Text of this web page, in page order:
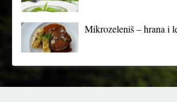
Mikrozeleniš – hrana i